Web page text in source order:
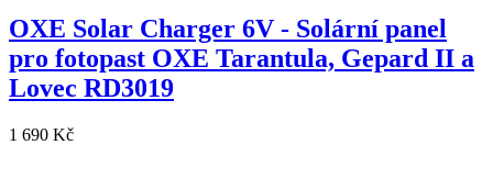
OXE Solar Charger 6V - Solární panel
pro fotopast OXE Tarantula, Gepard II a
Lovec RD3019
1 690 Kč